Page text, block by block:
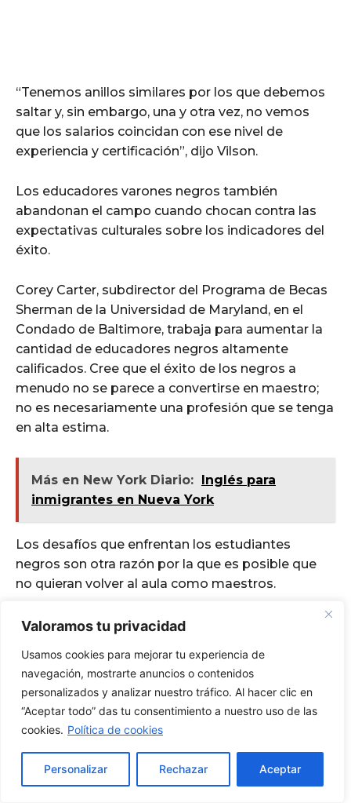
Valoramos tu privacidad
Usamos cookies para mejorar tu experiencia de
navegación, mostrarte anuncios o contenidos
personalizados y analizar nuestro tráfico. Al hacer clic en
“Aceptar todo” das tu consentimiento a nuestro uso de las
cookies. Política de cookies
Personalizar Rechazar Aceptar